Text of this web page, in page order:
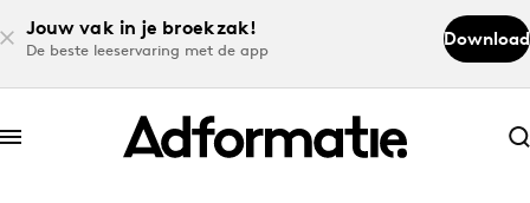
Jouw vak in je broekzak!
De beste leeservaring met de app
Download
Abonneer nu
Abonneer nu